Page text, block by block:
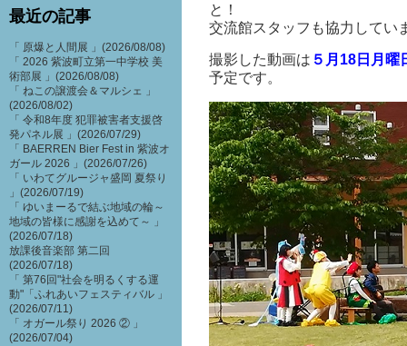
と！
交流館スタッフも協力してい
撮影した動画は ５月18日月曜
予定です。
最近の記事
「 原爆と人間展 」(2026/08/08)
「 2026 紫波町立第一中学校 美
術部展 」(2026/08/08)
「 ねこの譲渡会＆マルシェ 」
(2026/08/02)
「 令和8年度 犯罪被害者支援啓
発パネル展 」(2026/07/29)
「 BAERREN Bier Fest in 紫波オ
ガール 2026 」(2026/07/26)
「 いわてグルージャ盛岡 夏祭り
」(2026/07/19)
「 ゆいまーるで結ぶ地域の輪～
地域の皆様に感謝を込めて～ 」
(2026/07/18)
放課後音楽部 第二回
(2026/07/18)
「 第76回"社会を明るくする運
動"「ふれあいフェスティバル 」
(2026/07/11)
「 オガール祭り 2026 ② 」
(2026/07/04)